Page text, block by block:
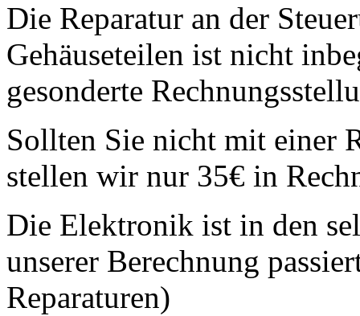
Die Reparatur an der
Gehäuseteilen ist nicht
gesonderte
Sollten Sie nicht mit einer
stellen wir nur 35€ in
Die Elektronik ist in den
unserer Berechnung
Reparaturen)